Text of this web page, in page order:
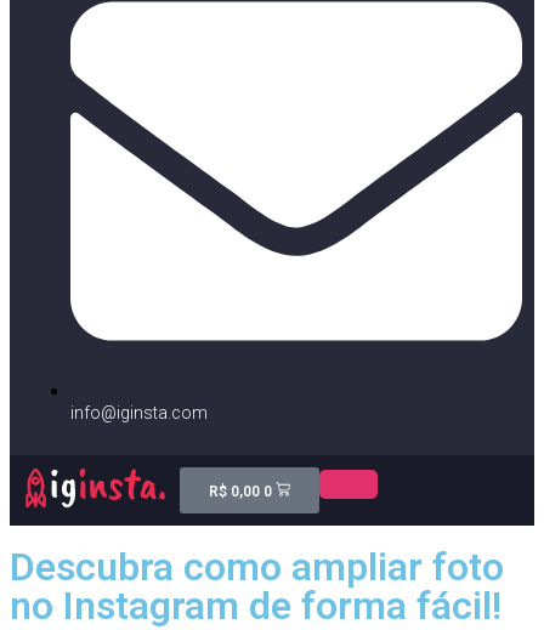
info@iginsta.com
R$0,00 0
Descubra como ampliar foto
no Instagram de forma fácil!